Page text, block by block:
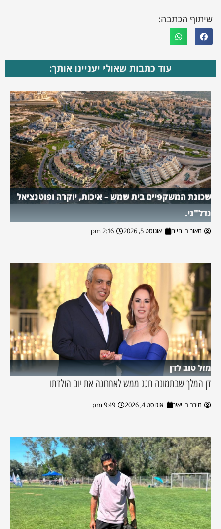
שיתוף הכתבה:
עוד כתבות שאולי יעניינו אותך:
שכונת המשקפיים בית שמש – איכות, יוקרה ופוטנציאל
נדל"ני.
מאור בן חיים אוגוסט 5, 2026 2:16 pm
מזל טוב לדן
דן המלך שבתמונה חגג ממש לאחרונה את יום הולדתו
מירב בן יאיר אוגוסט 4, 2026 9:49 pm